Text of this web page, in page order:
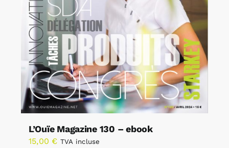
L’Ouïe Magazine 130 – ebook
15,00 € TVA incluse